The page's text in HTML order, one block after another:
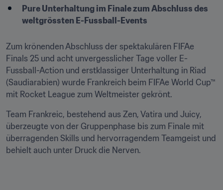
Pure Unterhaltung im Finale zum Abschluss des
weltgrössten E-Fussball-Events
Zum krönenden Abschluss der spektakulären FIFAe
Finals 25 und acht unvergesslicher Tage voller E-
Fussball-Action und erstklassiger Unterhaltung in Riad
(Saudiarabien) wurde Frankreich beim FIFAe World Cup™
mit Rocket League zum Weltmeister gekrönt.
Team Frankreic, bestehend aus Zen, Vatira und Juicy,
überzeugte von der Gruppenphase bis zum Finale mit
überragenden Skills und hervorragendem Teamgeist und
behielt auch unter Druck die Nerven.